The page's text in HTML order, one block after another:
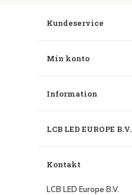
Kundeservice
Min konto
Information
LCB LED EUROPE B.V.
Kontakt
LCB LED Europe B.V.